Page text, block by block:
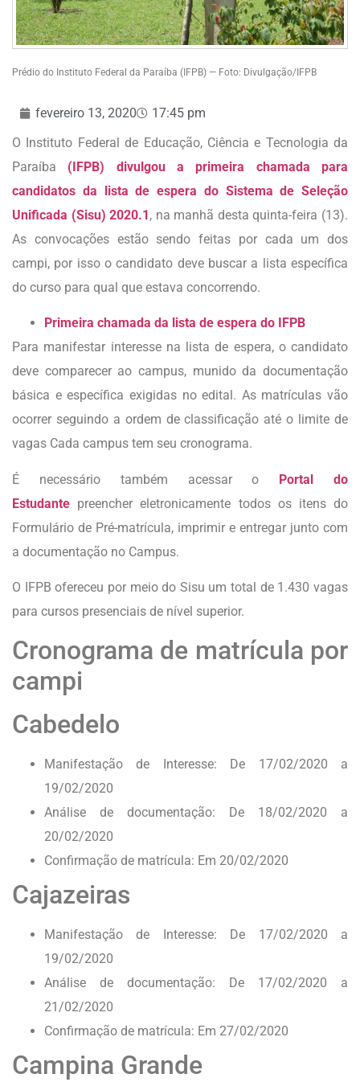
Prédio do Instituto Federal da Paraíba (IFPB) — Foto: Divulgação/IFPB
fevereiro 13, 2020
17:45 pm
O Instituto Federal de Educação, Ciência e Tecnologia da
Paraíba
(IFPB) divulgou a primeira chamada para
candidatos da lista de espera do Sistema de Seleção
Unificada (Sisu) 2020.1, na manhã desta quinta-feira (13).
As convocações estão sendo feitas por cada um dos
campi, por isso o candidato deve buscar a lista específica
do curso para qual que estava concorrendo.
Primeira chamada da lista de espera do IFPB
Para manifestar interesse na lista de espera, o candidato
deve comparecer ao campus, munido da documentação
básica e específica exigidas no edital. As matrículas vão
ocorrer seguindo a ordem de classificação até o limite de
vagas Cada campus tem seu cronograma.
É necessário também acessar o Portal do
Estudante preencher eletronicamente todos os itens do
Formulário de Pré-matrícula, imprimir e entregar junto com
a documentação no Campus.
O IFPB ofereceu por meio do Sisu um total de 1.430 vagas
para cursos presenciais de nível superior.
Cronograma de matrícula por
campi
Cabedelo
Manifestação de Interesse: De 17/02/2020 a
19/02/2020
Análise de documentação: De 18/02/2020 a
20/02/2020
Confirmação de matrícula: Em 20/02/2020
Cajazeiras
Manifestação de Interesse: De 17/02/2020 a
19/02/2020
Análise de documentação: De 17/02/2020 a
21/02/2020
Confirmação de matrícula: Em 27/02/2020
Campina Grande